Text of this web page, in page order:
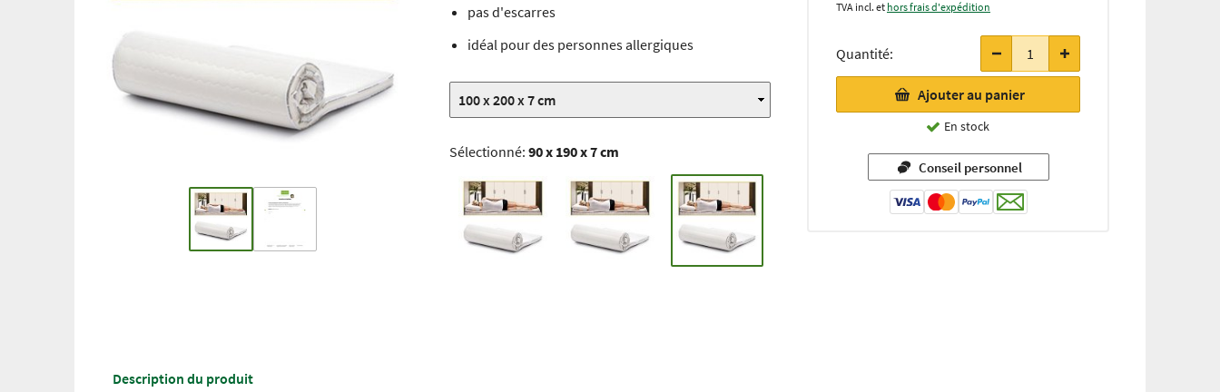
TVA incl. et hors frais d'expédition
Quantité:
Ajouter au panier
En stock
Conseil personnel
pas d'escarres
idéal pour des personnes allergiques
Sélectionné: 90 x 190 x 7 cm
Description du produit